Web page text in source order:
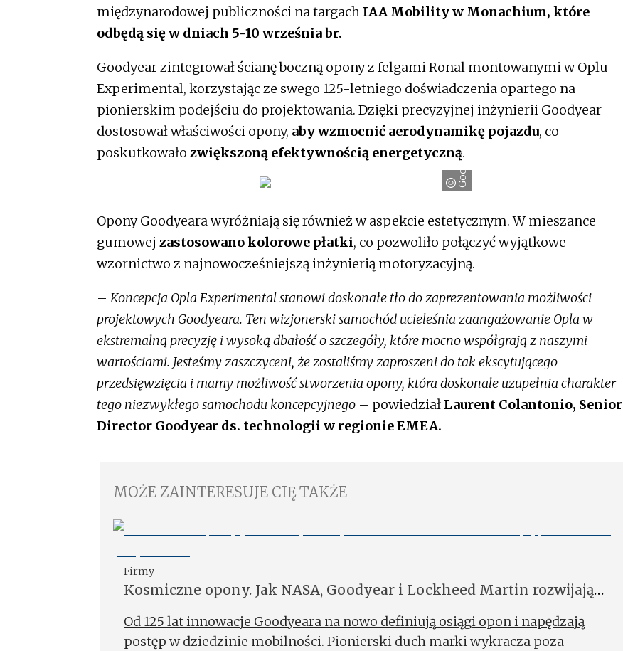
międzynarodowej publiczności na targach IAA Mobility w Monachium, które
odbędą się w dniach 5-10 września br.
Goodyear zintegrował ścianę boczną opony z felgami Ronal montowanymi w Oplu
Experimental, korzystając ze swego 125-letniego doświadczenia opartego na
pionierskim podejściu do projektowania. Dzięki precyzyjnej inżynierii Goodyear
dostosował właściwości opony, aby wzmocnić aerodynamikę pojazdu, co
poskutkowało zwiększoną efektywnością energetyczną.
Goodyear
Opony Goodyeara wyróżniają się również w aspekcie estetycznym. W mieszance
gumowej zastosowano kolorowe płatki, co pozwoliło połączyć wyjątkowe
wzornictwo z najnowocześniejszą inżynierią motoryzacyjną.
– Koncepcja Opla Experimental stanowi doskonałe tło do zaprezentowania możliwości
projektowych Goodyeara. Ten wizjonerski samochód ucieleśnia zaangażowanie Opla w
ekstremalną precyzję i wysoką dbałość o szczegóły, które mocno współgrają z naszymi
wartościami. Jesteśmy zaszczyceni, że zostaliśmy zaproszeni do tak ekscytującego
przedsięwzięcia i mamy możliwość stworzenia opony, która doskonale uzupełnia charakter
tego niezwykłego samochodu koncepcyjnego – powiedział Laurent Colantonio, Senior
Director Goodyear ds. technologii w regionie EMEA.
MOŻE ZAINTERESUJE CIĘ TAKŻE
Firmy
Kosmiczne opony. Jak NASA, Goodyear i Lockheed Martin rozwijają
Od 125 lat innowacje Goodyeara na nowo definiują osiągi opon i napędzają
postęp w dziedzinie mobilności. Pionierski duch marki wykracza poza